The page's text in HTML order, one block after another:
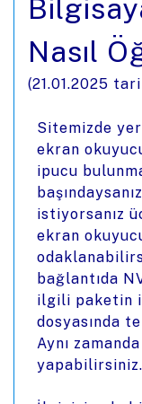
Nasıl
(21.01.2025
Sitemizde
ekran
ipucu
istiyorsanız
ekran
bağlantıda
ilgili paketin
dosyasında
Aynı
yapabilirsiniz.